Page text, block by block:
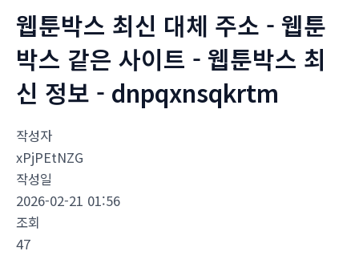
웹툰박스 최신 대체 주소 - 웹툰
박스 같은 사이트 - 웹툰박스 최
신 정보 - dnpqxnsqkrtm
작성자
xPjPEtNZG
작성일
2026-02-21 01:56
조회
47